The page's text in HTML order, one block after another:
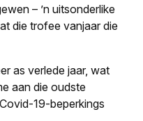
– ’n uitsonderlike
die trofee vanjaar die
as verlede jaar, wat
aan die oudste
19-beperkings